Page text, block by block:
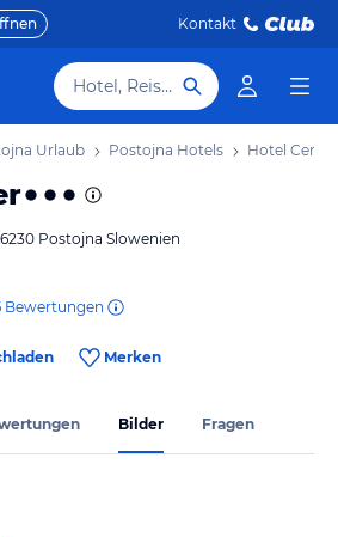
Kontakt
Hotel, Reiseziel
Urlaub Postojna Hotels Hotel Center
Postojna Slowenien
Bewertungen
Merken
Bilder Fragen